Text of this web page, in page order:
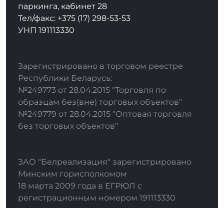
паркинга, кабинет 28
Тел/факс: +375 (17) 298-53-53
УНП 191113330
Зарегистрировано в торговом реестре
Республики Беларусь:
№249773 от 28.04.2015 "Торговля по
образцам без(вне) торговых объектов"
№249779 от 28.04.2015 "Оптовая торговля
без торговых объектов"
ЗАО "Белреализация" зарегистрировано
Минским горисполкомом
18 марта 2009 года в ЕГРЮЛ с
регистрационным номером 191113330